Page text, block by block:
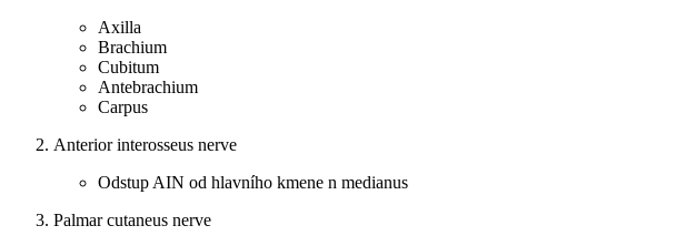
Axilla
Brachium
Cubitum
Antebrachium
Carpus
Anterior interosseus nerve
Odstup AIN od hlavního kmene n medianus
Palmar cutaneus nerve